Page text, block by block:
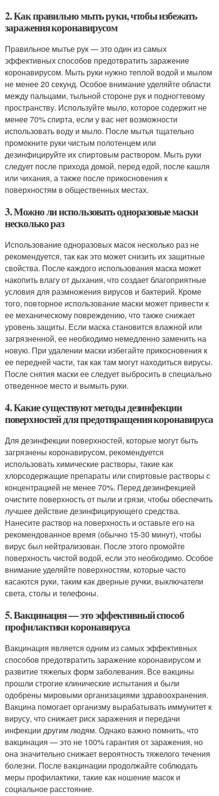
2. Как правильно мыть руки, чтобы избежать
заражения коронавирусом
Правильное мытье рук — это один из самых
эффективных способов предотвратить заражение
коронавирусом. Мыть руки нужно теплой водой и мылом
не менее 20 секунд. Особое внимание уделяйте области
между пальцами, тыльной стороне рук и подногтевому
пространству. Используйте мыло, которое содержит не
менее 70% спирта, если у вас нет возможности
использовать воду и мыло. После мытья тщательно
промокните руки чистым полотенцем или
дезинфицируйте их спиртовым раствором. Мыть руки
следует после прихода домой, перед едой, после кашля
или чихания, а также после прикосновения к
поверхностям в общественных местах.
3. Можно ли использовать одноразовые маски
несколько раз
Использование одноразовых масок несколько раз не
рекомендуется, так как это может снизить их защитные
свойства. После каждого использования маска может
накопить влагу от дыхания, что создает благоприятные
условия для размножения вирусов и бактерий. Кроме
того, повторное использование маски может привести к
ее механическому повреждению, что также снижает
уровень защиты. Если маска становится влажной или
загрязненной, ее необходимо немедленно заменить на
новую. При удалении маски избегайте прикосновения к
ее передней части, так как там могут находиться вирусы.
После снятия маски ее следует выбросить в специально
отведенное место и вымыть руки.
4. Какие существуют методы дезинфекции
поверхностей для предотвращения коронавируса
Для дезинфекции поверхностей, которые могут быть
загрязнены коронавирусом, рекомендуется
использовать химические растворы, такие как
хлорсодержащие препараты или спиртовые растворы с
концентрацией не менее 70%. Перед дезинфекцией
очистите поверхность от пыли и грязи, чтобы обеспечить
лучшее действие дезинфицирующего средства.
Нанесите раствор на поверхность и оставьте его на
рекомендованное время (обычно 15-30 минут), чтобы
вирус был нейтрализован. После этого промойте
поверхность чистой водой, если это необходимо. Особое
внимание уделяйте поверхностям, которые часто
касаются руки, таким как дверные ручки, выключатели
света, столы и телефоны.
5. Вакцинация — это эффективный способ
профилактики коронавируса
Вакцинация является одним из самых эффективных
способов предотвратить заражение коронавирусом и
развитие тяжелых форм заболевания. Все вакцины
прошли строгие клинические испытания и были
одобрены мировыми организациями здравоохранения.
Вакцина помогает организму вырабатывать иммунитет к
вирусу, что снижает риск заражения и передачи
инфекции другим людям. Однако важно помнить, что
вакцинация — это не 100% гарантия от заражения, но
она значительно снижает вероятность тяжелого течения
болезни. После вакцинации продолжайте соблюдать
меры профилактики, такие как ношение масок и
социальное расстояние.